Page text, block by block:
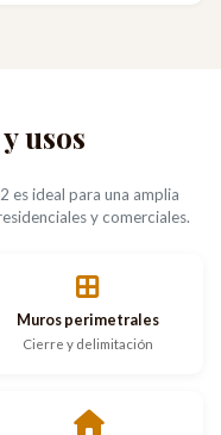
usos
es ideal para una amplia
y comerciales.
Muros perimetrales
Cierre y delimitación